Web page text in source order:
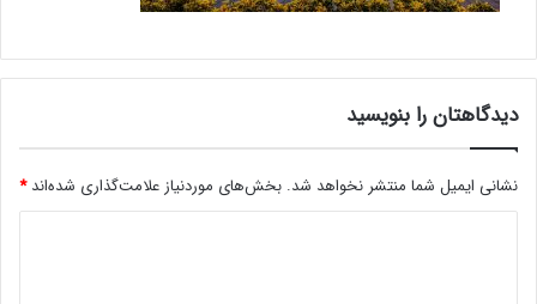
دیدگاهتان را بنویسید
نشانی ایمیل شما منتشر نخواهد شد. بخش‌های موردنیاز علامت‌گذاری شده‌اند*